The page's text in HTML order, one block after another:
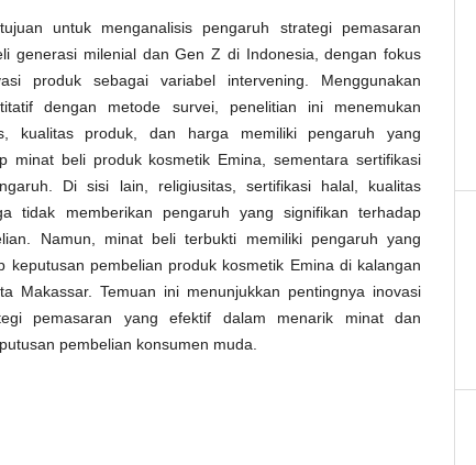
untuk menganalisis pengaruh strategi pemasaran
generasi milenial dan Gen Z di Indonesia, dengan fokus
produk sebagai variabel intervening. Menggunakan
dengan metode survei, penelitian ini menemukan
kualitas produk, dan harga memiliki pengaruh yang
minat beli produk kosmetik Emina, sementara sertifikasi
Di sisi lain, religiusitas, sertifikasi halal, kualitas
tidak memberikan pengaruh yang signifikan terhadap
Namun, minat beli terbukti memiliki pengaruh yang
keputusan pembelian produk kosmetik Emina di kalangan
Makassar. Temuan ini menunjukkan pentingnya inovasi
pemasaran yang efektif dalam menarik minat dan
pembelian konsumen muda.